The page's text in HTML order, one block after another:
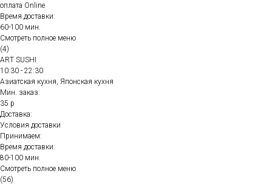
оплата Online
Время доставки:
60-100 мин.
Смотреть полное меню
(4)
ART SUSHI
10:30 - 22:30
Азиатская кухня, Японская кухня
Мин. заказ:
35 р
Доставка:
Условия доставки
Принимаем:
Время доставки:
80-100 мин.
Смотреть полное меню
(56)